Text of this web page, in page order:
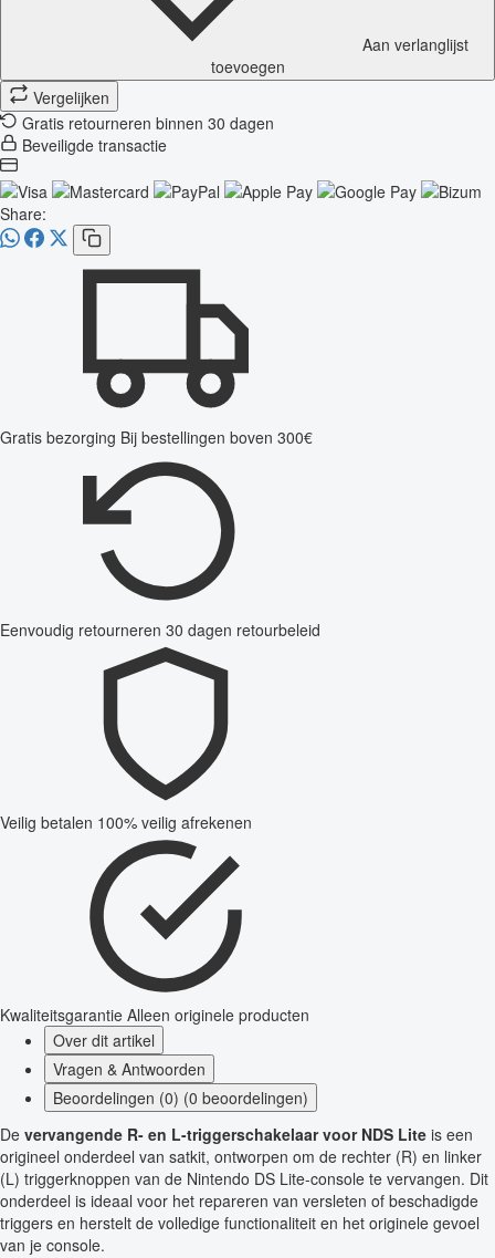
Aan verlanglijst
toevoegen
Vergelijken
Gratis retourneren binnen 30 dagen
Beveiligde transactie
Share:
Gratis bezorging Bij bestellingen boven 300€
Eenvoudig retourneren 30 dagen retourbeleid
Veilig betalen 100% veilig afrekenen
Kwaliteitsgarantie Alleen originele producten
Over dit artikel
Vragen & Antwoorden
Beoordelingen (0) (0 beoordelingen)
De vervangende R- en L-triggerschakelaar voor NDS Lite is een
origineel onderdeel van satkit, ontworpen om de rechter (R) en linker
(L) triggerknoppen van de Nintendo DS Lite-console te vervangen. Dit
onderdeel is ideaal voor het repareren van versleten of beschadigde
triggers en herstelt de volledige functionaliteit en het originele gevoel
van je console.